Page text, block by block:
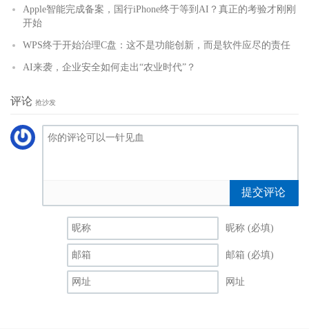
Apple智能完成备案，国行iPhone终于等到AI？真正的考验才刚刚
开始
WPS终于开始治理C盘：这不是功能创新，而是软件应尽的责任
AI来袭，企业安全如何走出“农业时代”？
评论 抢沙发
提交评论
昵称 (必填)
邮箱 (必填)
网址